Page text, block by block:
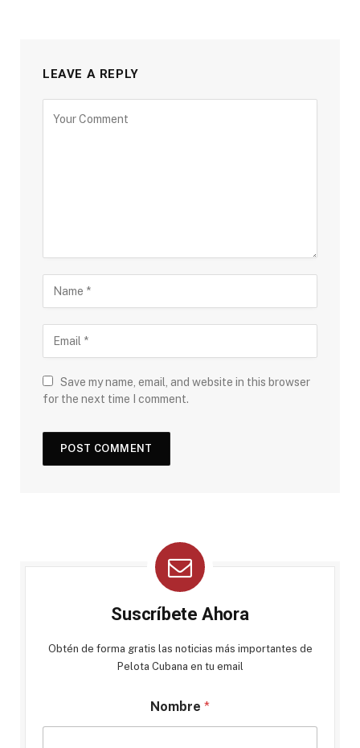
LEAVE A REPLY
Save my name, email, and website in this browser
for the next time I comment.
Suscríbete Ahora
Obtén de forma gratis las noticias más importantes de
Pelota Cubana en tu email
Nombre *